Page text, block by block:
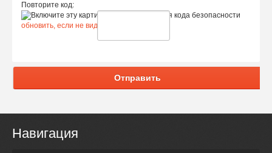
Повторите код:
обновить, если не виден код
Отправить
Навигация